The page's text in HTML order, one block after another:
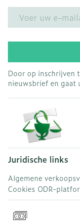
Door op inschrijven
nieuwsbrief en gaat
Juridische links
Algemene
Cookies ODR-